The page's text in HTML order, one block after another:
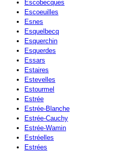
Escobecques
Escoeuilles
Esnes
Esquelbecq
Esquerchin
Esquerdes
Essars
Estaires
Estevelles
Estourmel
Estrée
Estrée-Blanche
Estrée-Cauchy
Estrée-Wamin
Estréelles
Estrées